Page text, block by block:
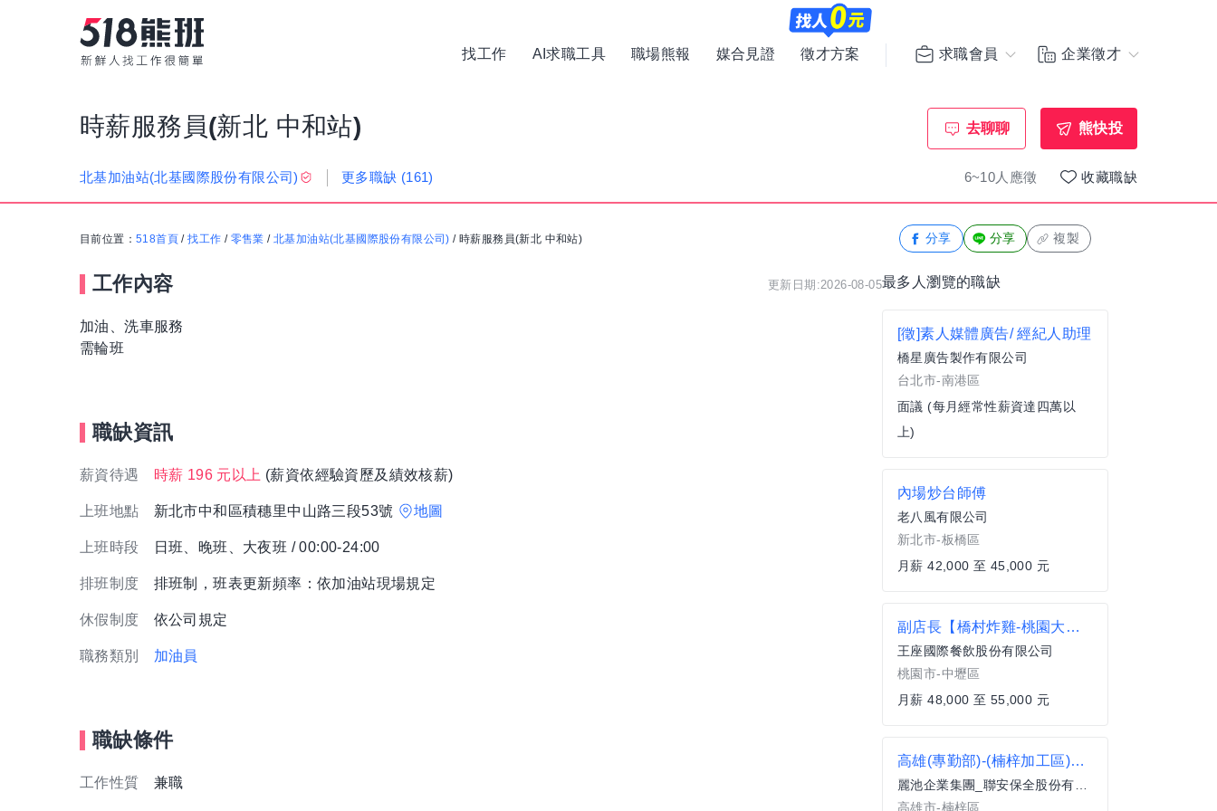
找工作 AI求職工具 職場熊報 媒合見證 徵才方案 求職會員 企業徵才
時薪服務員(新北 中和站) 去聊聊 熊快投
北基加油站(北基國際股份有限公司) 更多職缺 (161) 6~10人應徵 收藏職缺
目前位置： 518首頁 /找工作 / 零售業 /北基加油站(北基國際股份有限公司) /時薪服務員(新北 中和站)
工作內容 更新日期:2026-08-05
加油、洗車服務
需輪班
職缺資訊
薪資待遇 時薪 196 元以上 (薪資依經驗資歷及績效核薪)
上班地點 新北市中和區積穗里中山路三段53號 地圖
上班時段 日班、晚班、大夜班 / 00:00-24:00
排班制度 排班制，班表更新頻率：依加油站現場規定
休假制度 依公司規定
職務類別 加油員
職缺條件
工作性質 兼職
分享 分享 複製
最多人瀏覽的職缺
[徵]素人媒體廣告/ 經紀人助理
橋星廣告製作有限公司
台北市-南港區
面議 (每月經常性薪資達四萬以
上)
內場炒台師傅
老八風有限公司
新北市-板橋區
月薪 42,000 至 45,000 元
副店長【橋村炸雞-桃園大江店】月薪48000-55000另有門市達標獎金
王座國際餐飲股份有限公司
桃園市-中壢區
月薪 48,000 至 55,000 元
高雄(專勤部)-(楠梓加工區)科技廠-保全員(晚班)/39500-42000元/做4休2-宮部長
麗池企業集團_聯安保全股份有限公司
高雄市-楠梓區